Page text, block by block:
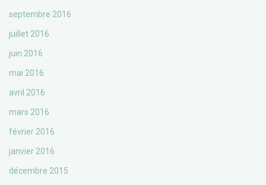
septembre 2016
juillet 2016
juin 2016
mai 2016
avril 2016
mars 2016
février 2016
janvier 2016
décembre 2015